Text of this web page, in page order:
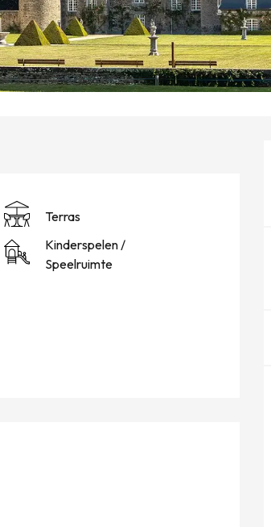
Terras
Kinderspelen /
Speelruimte